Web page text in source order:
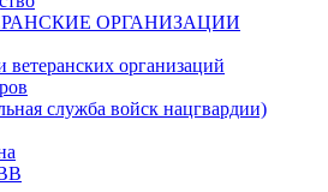
ОРГАНИЗАЦИИ
ветеранских организаций
служба войск нацгвардии)